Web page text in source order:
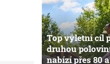
Top výletní cíl
druhou
nabízí přes 80